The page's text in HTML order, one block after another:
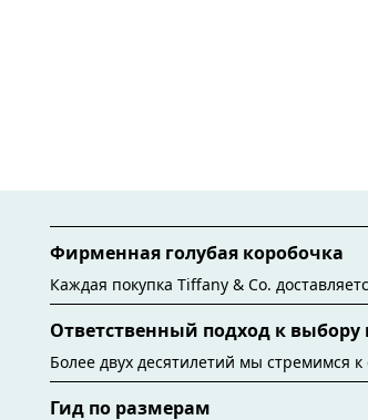
Фирменная голубая коробочка
Каждая покупка Tiffany & Co.
Tiffany. Хотя эта знаменитая упаковка
1886 год, сегодня все фирменные
изготавливаются из бумаги из
переработанных матер
Ответственный подход к выбору
Более двух десятилетий мы стремимся к
выбору источников драгоценных
наших украшениях. Подробнее
Гид по размерам